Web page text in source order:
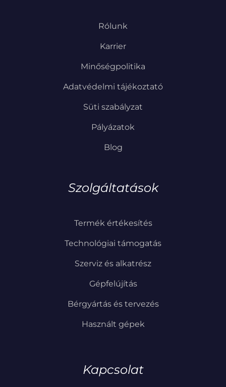
Rólunk
Karrier
Minőségpolitika
Adatvédelmi tájékoztató
Süti szabályzat
Pályázatok
Blog
Szolgáltatások
Termék értékesítés
Technológiai támogatás
Szerviz és alkatrész
Gépfelújítás
Bérgyártás és tervezés
Használt gépek
Kapcsolat